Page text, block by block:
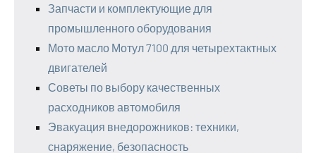
Запчасти и комплектующие для
промышленного оборудования
Мото масло Мотул 7100 для четырехтактных
двигателей
Советы по выбору качественных
расходников автомобиля
Эвакуация внедорожников: техники,
снаряжение, безопасность